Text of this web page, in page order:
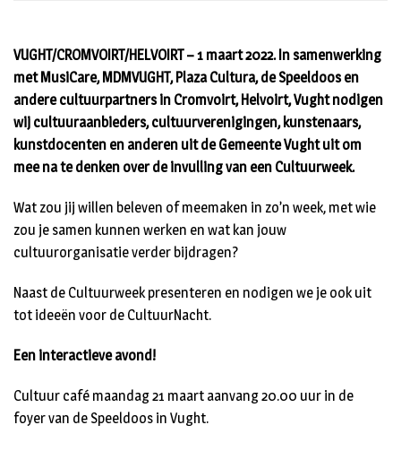
VUGHT/CROMVOIRT/HELVOIRT – 1 maart 2022. In samenwerking
met MusiCare, MDMVUGHT, Plaza Cultura, de Speeldoos en
andere cultuurpartners in Cromvoirt, Helvoirt, Vught nodigen
wij cultuuraanbieders, cultuurverenigingen, kunstenaars,
kunstdocenten en anderen uit de Gemeente Vught uit om
mee na te denken over de invulling van een Cultuurweek.
Wat zou jij willen beleven of meemaken in zo’n week, met wie
zou je samen kunnen werken en wat kan jouw
cultuurorganisatie verder bijdragen?
Naast de Cultuurweek presenteren en nodigen we je ook uit
tot ideeën voor de CultuurNacht.
Een interactieve avond!
Cultuur café maandag 21 maart aanvang 20.00 uur in de
foyer van de Speeldoos in Vught.